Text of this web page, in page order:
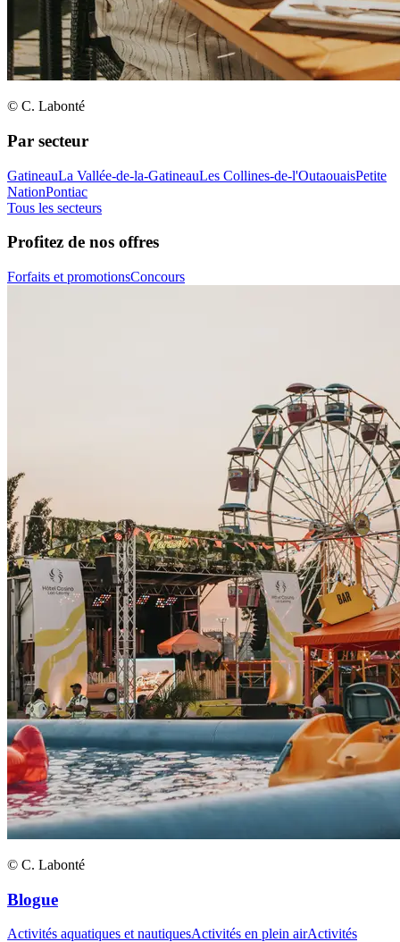
© C. Labonté
Par secteur
GatineauLa Vallée-de-la-GatineauLes Collines-de-l'OutaouaisPetite
NationPontiac
Tous les secteurs
Profitez de nos offres
Forfaits et promotionsConcours
© C. Labonté
Blogue
Activités aquatiques et nautiquesActivités en plein airActivités